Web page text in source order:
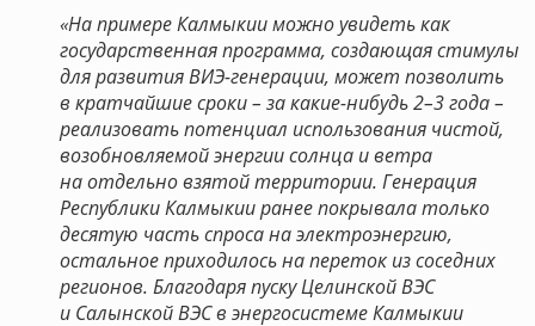
«На примере Калмыкии можно увидеть как
государственная программа, создающая стимулы
для развития ВИЭ-генерации, может позволить
в кратчайшие сроки – за какие-нибудь 2–3 года –
реализовать потенциал использования чистой,
возобновляемой энергии солнца и ветра
на отдельно взятой территории. Генерация
Республики Калмыкии ранее покрывала только
десятую часть спроса на электроэнергию,
остальное приходилось на переток из соседних
регионов. Благодаря пуску Целинской ВЭС
и Салынской ВЭС в энергосистеме Калмыкии